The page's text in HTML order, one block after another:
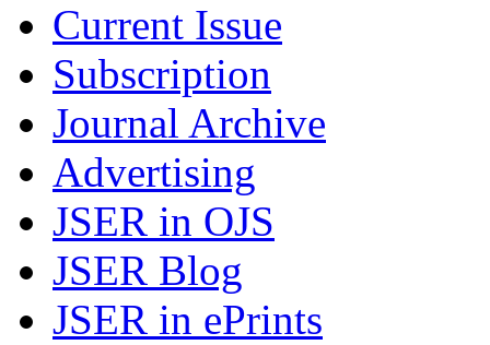
Current Issue
Subscription
Journal Archive
Advertising
JSER in OJS
JSER Blog
JSER in ePrints